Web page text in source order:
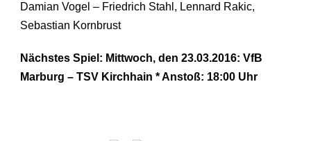
Damian Vogel – Friedrich Stahl, Lennard Rakic,
Sebastian Kornbrust
Nächstes Spiel: Mittwoch, den 23.03.2016: VfB
Marburg – TSV Kirchhain * Anstoß: 18:00 Uhr